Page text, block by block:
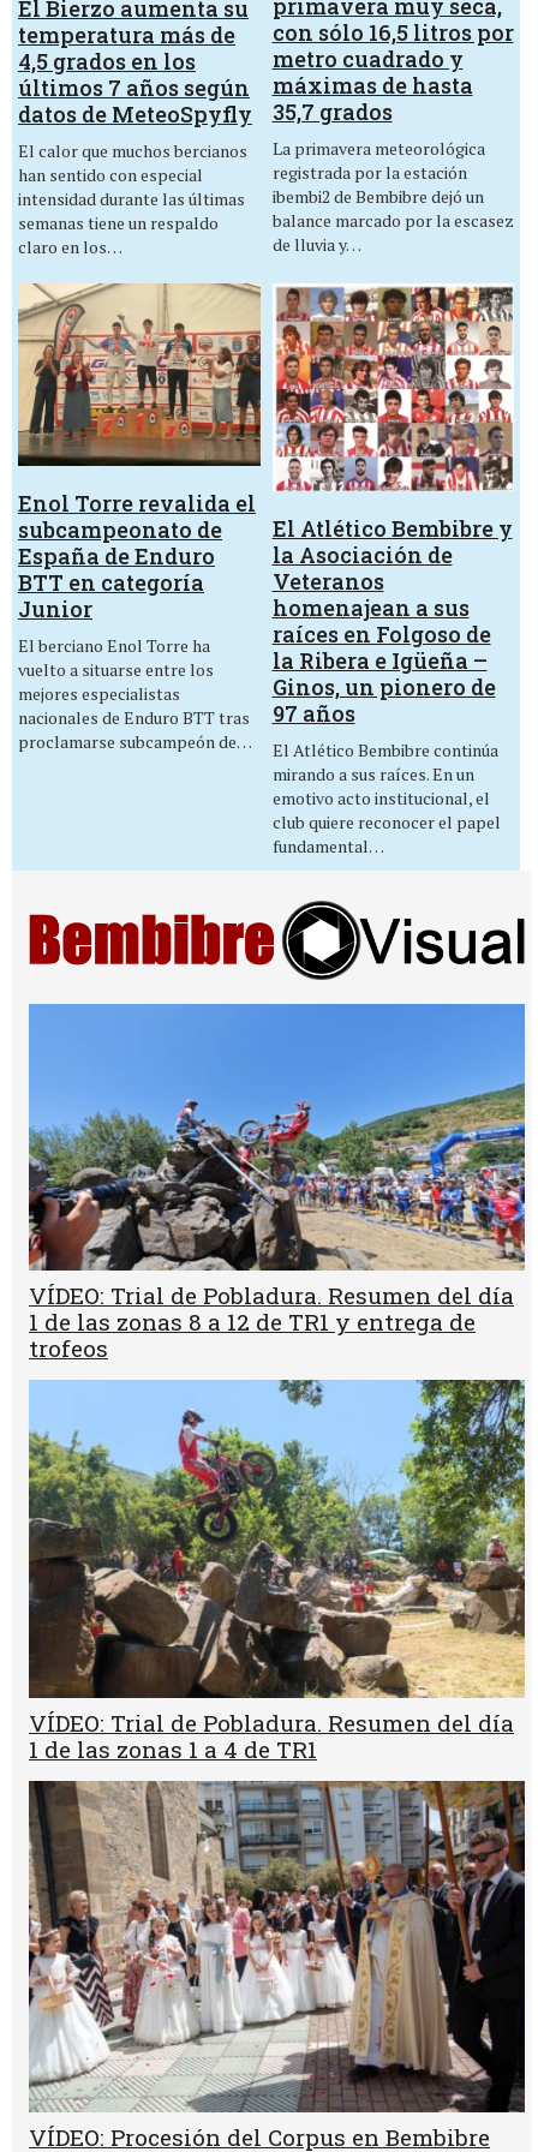
El Bierzo aumenta su
temperatura más de
4,5 grados en los
últimos 7 años según
datos de MeteoSpyfly
El calor que muchos bercianos
han sentido con especial
intensidad durante las últimas
semanas tiene un respaldo
claro en los…
primavera muy seca,
con sólo 16,5 litros por
metro cuadrado y
máximas de hasta
35,7 grados
La primavera meteorológica
registrada por la estación
ibembi2 de Bembibre dejó un
balance marcado por la escasez
de lluvia y…
Enol Torre revalida el
subcampeonato de
España de Enduro
BTT en categoría
Junior
El berciano Enol Torre ha
vuelto a situarse entre los
mejores especialistas
nacionales de Enduro BTT tras
proclamarse subcampeón de…
El Atlético Bembibre y
la Asociación de
Veteranos
homenajean a sus
raíces en Folgoso de
la Ribera e Igüeña –
Ginos, un pionero de
97 años
El Atlético Bembibre continúa
mirando a sus raíces. En un
emotivo acto institucional, el
club quiere reconocer el papel
fundamental…
VÍDEO: Trial de Pobladura. Resumen del día
1 de las zonas 8 a 12 de TR1 y entrega de
trofeos
VÍDEO: Trial de Pobladura. Resumen del día
1 de las zonas 1 a 4 de TR1
VÍDEO: Procesión del Corpus en Bembibre